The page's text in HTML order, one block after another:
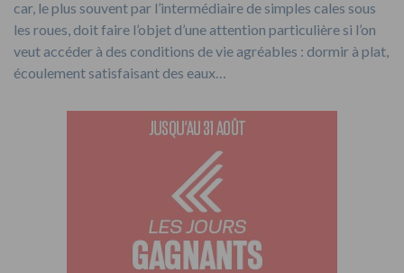
car, le plus souvent par l’intermédiaire de simples cales sous
les roues, doit faire l’objet d’une attention particulière si l’on
veut accéder à des conditions de vie agréables : dormir à plat,
écoulement satisfaisant des eaux…